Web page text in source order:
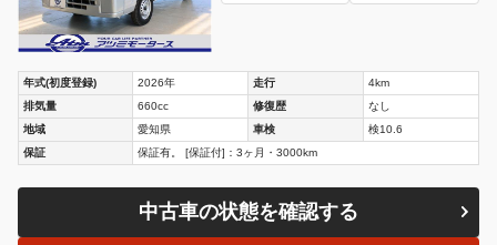
年式(初度登録) 2026年 走行
4km
排気量
660cc 修復歴
なし
地域
愛知県 車検
検10.6
保証
保証有。 [保証付]：3ヶ月・3000km
中古車の状態を確認する